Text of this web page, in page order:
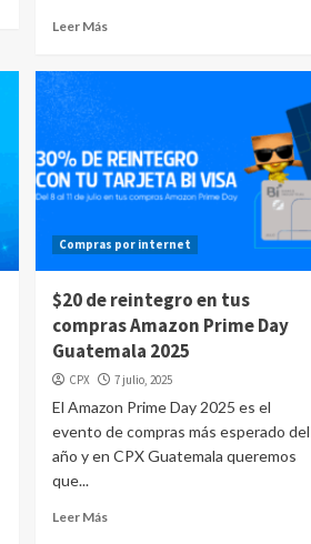
Leer Más
Compras por internet
$20 de reintegro en tus
compras Amazon Prime Day
Guatemala 2025
CPX 7 julio, 2025
El Amazon Prime Day 2025 es el
evento de compras más esperado del
año y en CPX Guatemala queremos
que...
Leer Más